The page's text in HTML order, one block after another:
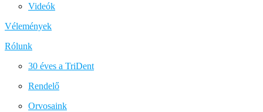
Videók
Vélemények
Rólunk
30 éves a TriDent
Rendelő
Orvosaink